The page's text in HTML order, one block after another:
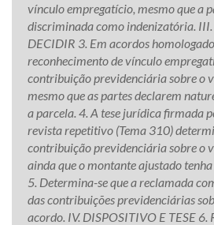
vínculo empregatício, mesmo que a
discriminada como indenizatória. III.
DECIDIR 3. Em acordos
reconhecimento de vínculo
contribuição previdenciária sobre o
mesmo que as partes declarem
a parcela. 4. A tese jurídica firmada
revista repetitivo (Tema 310)
contribuição previdenciária sobre o
ainda que o montante ajustado
5. Determina-se que a reclamada
das contribuições previdenciárias
acordo. IV. DISPOSITIVO E TESE